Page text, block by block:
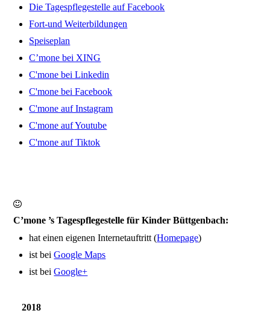
Die Tagespflegestelle auf Facebook
Fort-und Weiterbildungen
Speiseplan
C’mone bei XING
C'mone bei Linkedin
C'mone bei Facebook
C'mone auf Instagram
C'mone auf Youtube
C'mone auf Tiktok
C’mone ’s Tagespflegestelle für Kinder Büttgenbach:
hat einen eigenen Internetauftritt (Homepage)
ist beiGoogle Maps
ist beiGoogle+
2018